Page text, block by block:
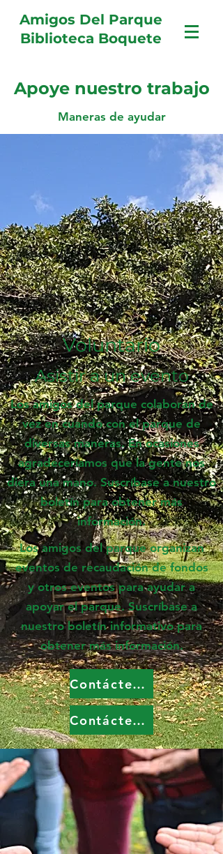
Amigos Del Parque
Biblioteca Boquete
Apoye nuestro trabajo
Maneras de ayudar
Voluntario
Asistir a un evento
Los amigos del parque colaboran de
vez en cuando con el parque de
diversas maneras. En ocasiones
agradeceríamos que la gente nos
diera una mano. Suscríbase a nuestro
boletín para obtener más
información.
Los amigos del parque organizan
eventos de recaudación de fondos
y otros eventos para ayudar a
apoyar el parque. Suscríbase a
nuestro boletín informativo para
obtener más información.
Contáctenos
Contáctenos